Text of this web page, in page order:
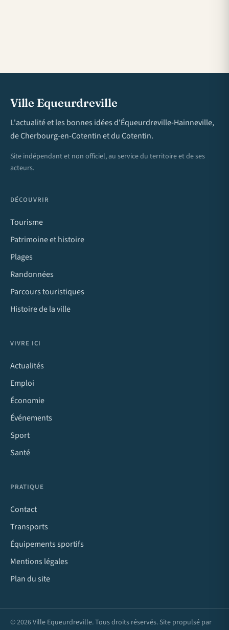
Ville Equeurdreville
L'actualité et les bonnes idées d'Équeurdreville-Hainneville,
de Cherbourg-en-Cotentin et du Cotentin.
Site indépendant et non officiel, au service du territoire et de ses
acteurs.
DÉCOUVRIR
Tourisme
Patrimoine et histoire
Plages
Randonnées
Parcours touristiques
Histoire de la ville
VIVRE ICI
Actualités
Emploi
Économie
Événements
Sport
Santé
PRATIQUE
Contact
Transports
Équipements sportifs
Mentions légales
Plan du site
© 2026 Ville Equeurdreville. Tous droits réservés. Site propulsé par